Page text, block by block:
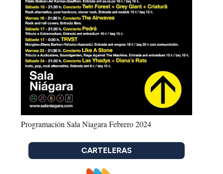
Programación Sala Niagara Febrero 2024
CARTELERAS